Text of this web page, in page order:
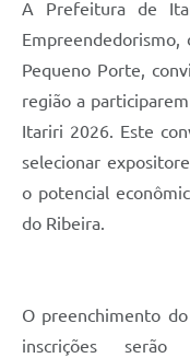
A Prefeitura de
Pequeno Porte,
região a
Itariri 2026. Este
selecionar
o potencial
do Ribeira.
O preenchimento
inscrições serão